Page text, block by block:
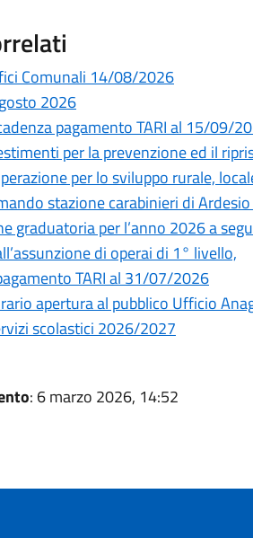
Comunali 14/08/2026
2026
pagamento TARI al 15/09/
per la prevenzione ed il
per lo sviluppo rurale,
stazione carabinieri di
graduatoria per l’anno 2026 a
di operai di 1° livello,
TARI al 31/07/2026
apertura al pubblico Ufficio
scolastici 2026/2027
: 6 marzo 2026, 14:52